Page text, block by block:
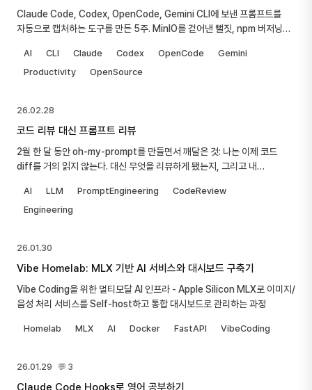
Claude Code, Codex, OpenCode, Gemini CLI에 보낸 프롬프트를
자동으로 캡처하는 도구를 만든 5주. MinIO를 걷어낸 뻘짓, npm 버저닝
AI CLI Claude Codex OpenCode
Gemini
Productivity
OpenSource
26.02.28
코드 리뷰 대신 프롬프트 리뷰
2월 한 달 동안 oh-my-prompt를 만들면서 깨달은 것: 나는 이제 코드
diff를 거의 읽지 않는다. 대신 무엇을 리뷰하게 됐는지, 그리고 내
AI LLM PromptEngineering
CodeReview
Engineering
26.01.30
Vibe Homelab: MLX 기반 AI 서비스와 대시보드 구축기
Vibe Coding을 위한 멀티모달 AI 인프라 - Apple Silicon MLX로 이미지/
음성 처리 서비스를 Self-host하고 통합 대시보드로 관리하는 과정
Homelab MLX AI Docker FastAPI VibeCoding
26.01.29 💬 3
Claude Code Hooks로 영어 공부하기